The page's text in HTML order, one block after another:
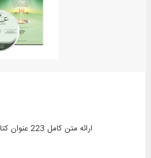
ارائه متن کامل 223 عنوان کتاب در 492 جلد درباره نهج‌البلاغه